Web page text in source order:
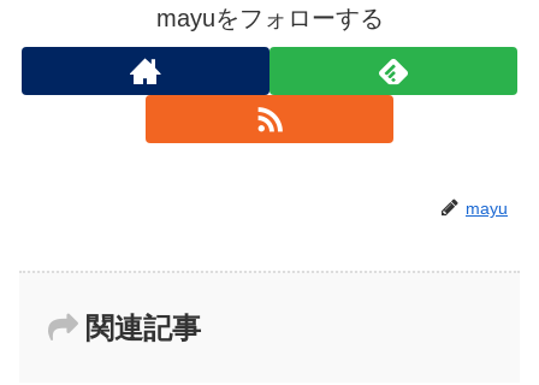
mayuをフォローする
mayu
関連記事